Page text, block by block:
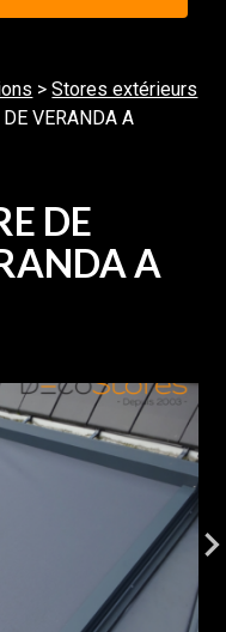
>Stores extérieurs
VERANDA A
DE
A